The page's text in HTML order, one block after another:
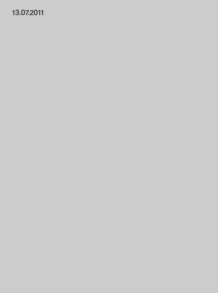
13.07.2011